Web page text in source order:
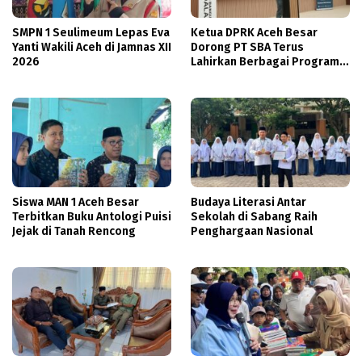
SMPN 1 Seulimeum Lepas Eva
Yanti Wakili Aceh di Jamnas XII
2026
Ketua DPRK Aceh Besar
Dorong PT SBA Terus
Lahirkan Berbagai Program
Siswa MAN 1 Aceh Besar
Terbitkan Buku Antologi Puisi
Jejak di Tanah Rencong
Budaya Literasi Antar
Sekolah di Sabang Raih
Penghargaan Nasional